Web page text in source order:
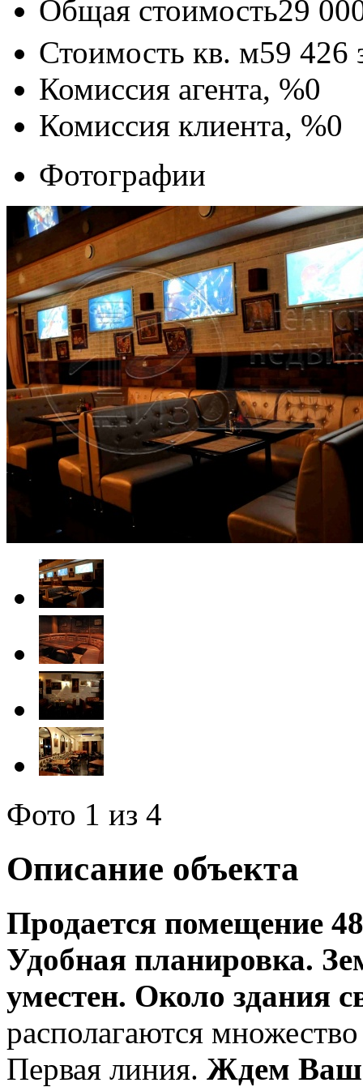
Общая стоимость29
Стоимость кв. м59 426
Комиссия агента, %0
Комиссия клиента, %0
Фотографии
Фото 1 из 4
Описание объекта
Продается помещение
Удобная планировка.
уместен. Около здания
располагаются
Первая линия. Ждем